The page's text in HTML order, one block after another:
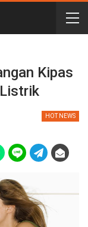
Kipas
HOT NEWS